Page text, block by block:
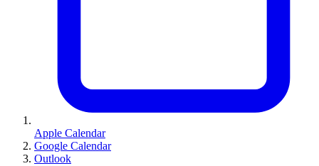
Apple Calendar
Google Calendar
Outlook